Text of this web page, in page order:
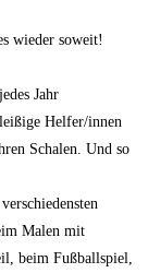
wieder soweit!
Jahr
Helfer/innen
Schalen. Und so
Malen mit
beim Fußballspiel,